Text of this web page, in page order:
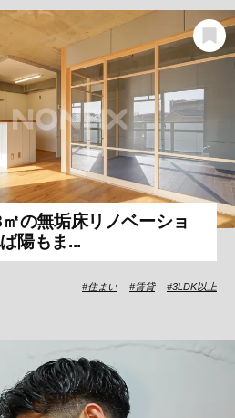
バー
の無垢床リノベーショ
陽もま...
住まい 賃貸 3LDK以上